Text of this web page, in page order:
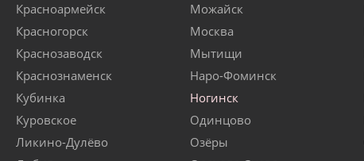
Красноармейск
Красногорск
Краснозаводск
Краснознаменск
Кубинка
Куровское
Ликино-Дулёво
Можайск
Москва
Мытищи
Наро-Фоминск
Ногинск
Одинцово
Озёры